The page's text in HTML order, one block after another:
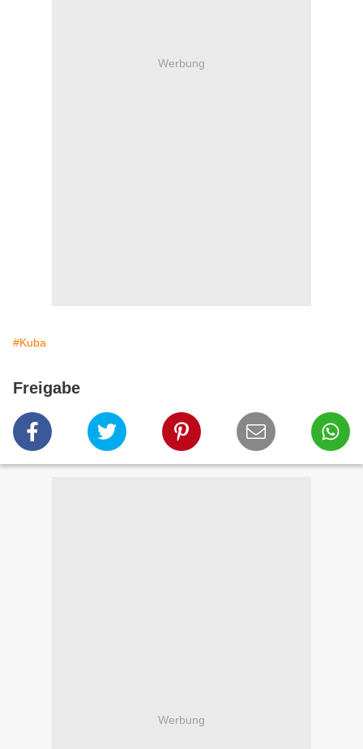
Werbung
#Kuba
Freigabe
Werbung